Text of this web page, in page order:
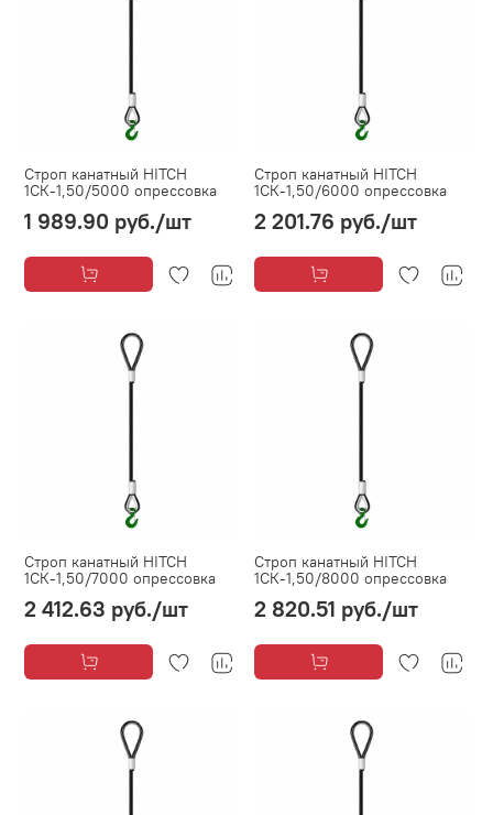
Строп канатный HITCH
1СК-1,50/5000 опрессовка
1 989.90 руб./шт
Строп канатный HITCH
1СК-1,50/6000 опрессовка
2 201.76 руб./шт
Строп канатный HITCH
1СК-1,50/7000 опрессовка
2 412.63 руб./шт
Строп канатный HITCH
1СК-1,50/8000 опрессовка
2 820.51 руб./шт